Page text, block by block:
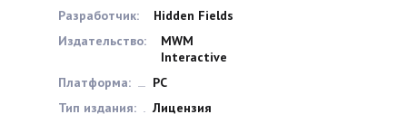
Разработчик:
Hidden Fields
Издательство:
MWM
Interactive
Платформа:
PC
Тип издания:
Лицензия